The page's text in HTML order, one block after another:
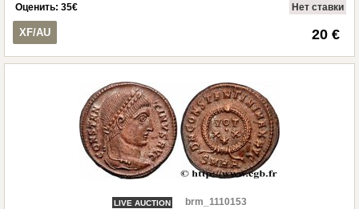
Оценить: 35€ Нет ставки
XF/AU 20 €
LIVE AUCTION
brm_1110153